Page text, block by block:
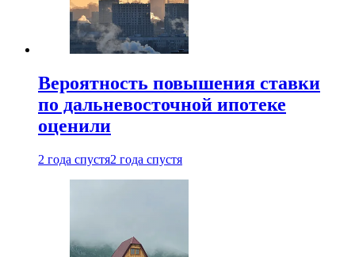
Вероятность повышения ставки
по дальневосточной ипотеке
оценили
2 года спустя2 года спустя